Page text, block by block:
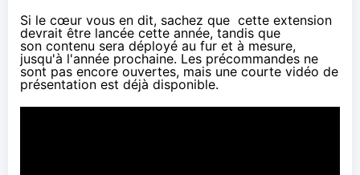
Si le cœur vous en dit, sachez que cette extension
devrait être lancée cette année, tandis que
son contenu sera déployé au fur et à mesure,
jusqu'à l'année prochaine. Les précommandes ne
sont pas encore ouvertes, mais une courte vidéo de
présentation est déjà disponible.